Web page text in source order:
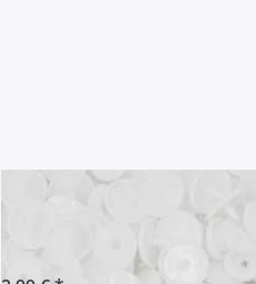
KAM Snaps T5
Stück - weiß